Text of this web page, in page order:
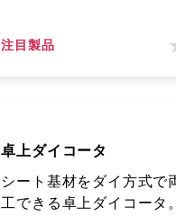
注目製品
卓上ダイコータ
シート基材をダイ方式で
工できる卓上ダイコータ